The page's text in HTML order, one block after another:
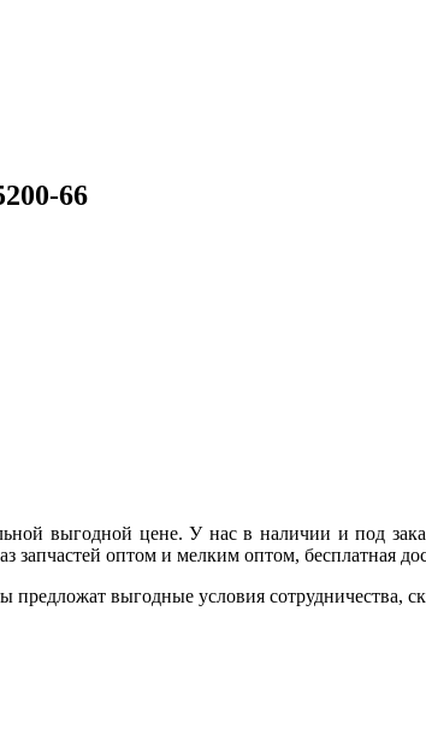
66
выгодной цене. У нас в наличии и под
запчастей оптом и мелким оптом, бесплатная
выгодные условия сотрудничества,